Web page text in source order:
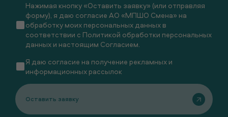
Нажимая кнопку «Оставить заявку» (или отправляя
форму), я даю согласие АО «МПШО Смена» на
обработку моих персональных данных в
соответствии с Политикой обработки персональных
данных и настоящим Согласием.
Я даю согласие на получение рекламных и
информационных рассылок
Оставить заявку